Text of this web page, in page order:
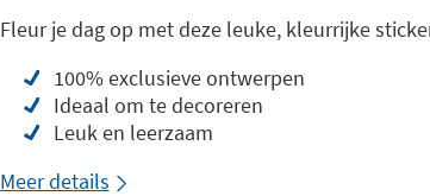
Fleur je dag op met deze leuke, kleurrijke
100% exclusieve ontwerpen
Ideaal om te decoreren
Leuk en leerzaam
Meer details